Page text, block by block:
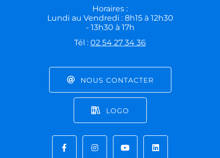
Horaires :
Lundi au Vendredi : 8h15 à 12h30
- 13h30 à 17h
Tél : 02 54 27 34 36
NOUS CONTACTER
LOGO